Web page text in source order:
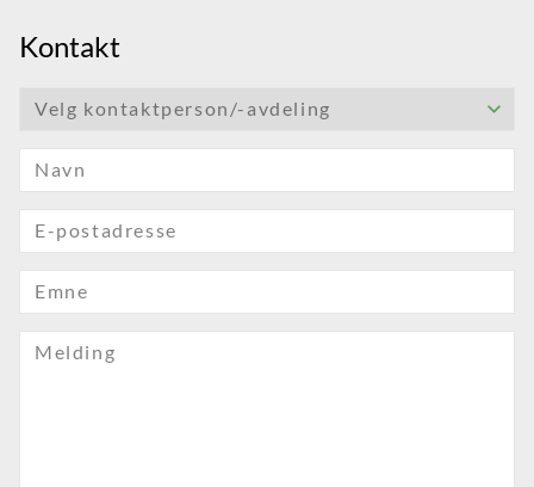
Kontakt
Velg kontaktperson/-avdeling
Navn
E-postadresse
Emne
Melding